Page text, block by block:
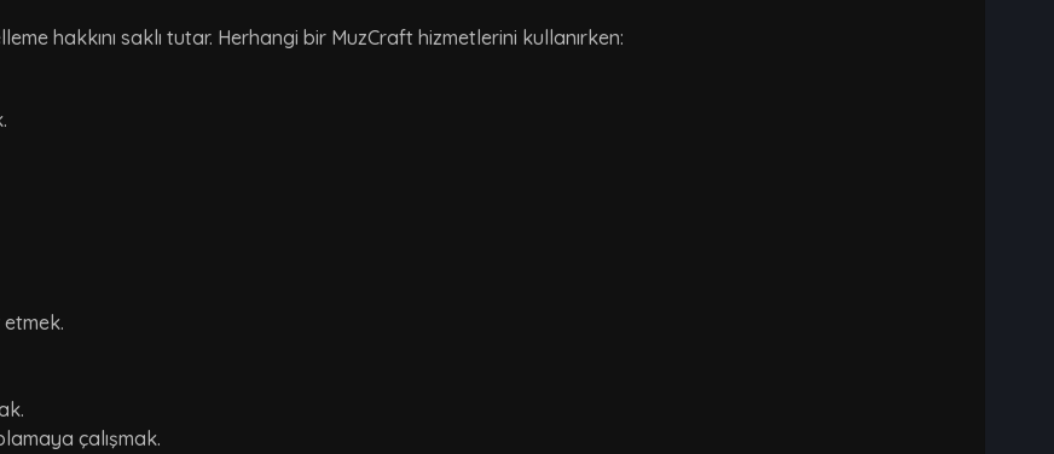
hakkını saklı tutar. Herhangi bir MuzCraft hizmetlerini kullanırken:
çalışmak.